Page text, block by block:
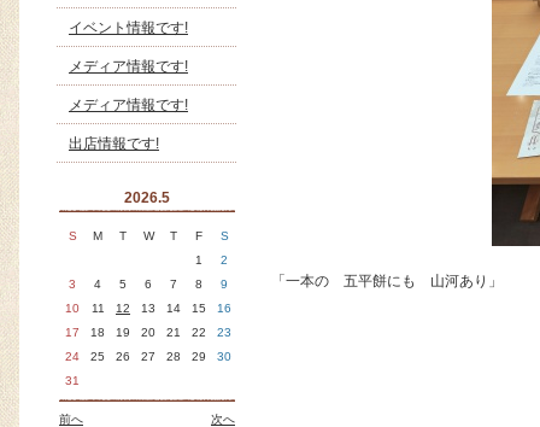
イベント情報です!
メディア情報です!
メディア情報です!
出店情報です!
2026.5
S M T W T F
S
1
2
3
4 5 6 7 8
9
10
11 12 13 14 15
16
17
18 19 20 21 22
23
24
25 26 27 28 29
30
31
次へ
前へ
「一本の 五平餅にも 山河あり」